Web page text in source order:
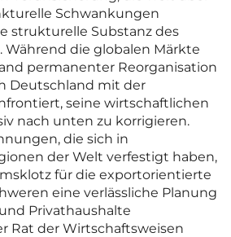
Schwankungen
strukturelle Substanz des
Während die globalen Märkte
permanenter Reorganisation
Deutschland mit der
seine wirtschaftlichen
nach unten zu korrigieren.
die sich in
der Welt verfestigt haben,
für die exportorientierte
eine verlässliche Planung
Privathaushalte
Rat der Wirtschaftsweisen